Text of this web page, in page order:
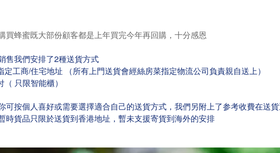
買蜂蜜既大部份顧客都是上年買完今年再回購，十分感恩
售我們安排了2種送貨方式
定工商/住宅地址 （所有上門送貨會經絲房菜指定物流公司負責親自送上）
只限智能櫃）
可按個人喜好或需要選擇適合自己的送貨方式，我們另附上了参考收費在送
時貨品只限於送貨到香港地址，暫未支援寄貨到海外的安排